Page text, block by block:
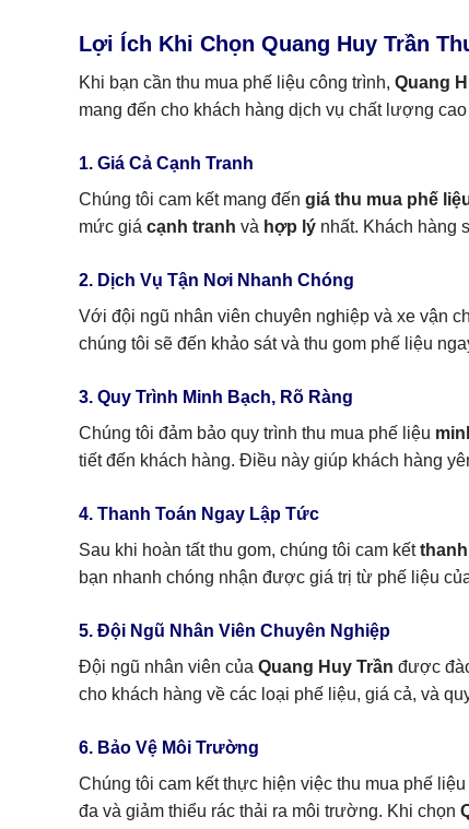
Lợi Ích Khi Chọn Quang Huy Trần
Khi bạn cần thu mua phế liệu công trình, Quang
mang đến cho khách hàng dịch vụ chất lượng
1. Giá Cả Cạnh Tranh
Chúng tôi cam kết mang đến giá thu mua phế
mức giá cạnh tranh và hợp lý nhất. Khách hàng
2. Dịch Vụ Tận Nơi Nhanh Chóng
Với đội ngũ nhân viên chuyên nghiệp và xe vận
chúng tôi sẽ đến khảo sát và thu gom phế liệu
3. Quy Trình Minh Bạch, Rõ Ràng
Chúng tôi đảm bảo quy trình thu mua phế liệu
tiết đến khách hàng. Điều này giúp khách hàng
4. Thanh Toán Ngay Lập Tức
Sau khi hoàn tất thu gom, chúng tôi cam kết
bạn nhanh chóng nhận được giá trị từ phế liệu
5. Đội Ngũ Nhân Viên Chuyên Nghiệp
Đội ngũ nhân viên của Quang Huy Trần được
cho khách hàng về các loại phế liệu, giá cả, và
6. Bảo Vệ Môi Trường
Chúng tôi cam kết thực hiện việc thu mua phế liệu
đa và giảm thiểu rác thải ra môi trường. Khi chọn